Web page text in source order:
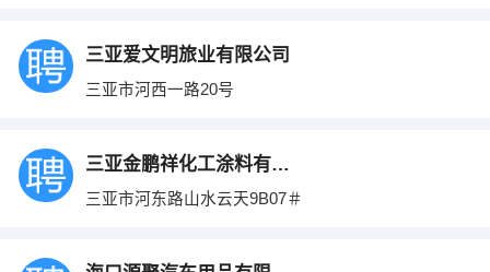
三亚爱文明旅业有限公司
三亚市河西一路20号
三亚金鹏祥化工涂料有限公司
三亚市河东路山水云天9B07＃